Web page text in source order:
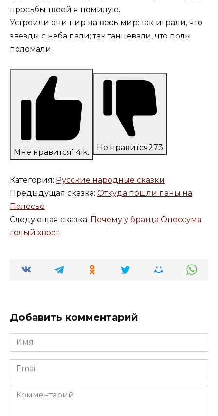
просьбы твоей я помилую.
Устроили они пир на весь мир: так играли, что
звезды с неба пали; так танцевали, что полы
поломали.
Мне нравится1.4 k. Не нравится273
Категория: Русские народные сказки
Предыдущая сказка: Откуда пошли паны на
Полесье
Следующая сказка: Почему у братца Опоссума
голый хвост
Добавить комментарий
Имя
*
Email
*
Комментарий